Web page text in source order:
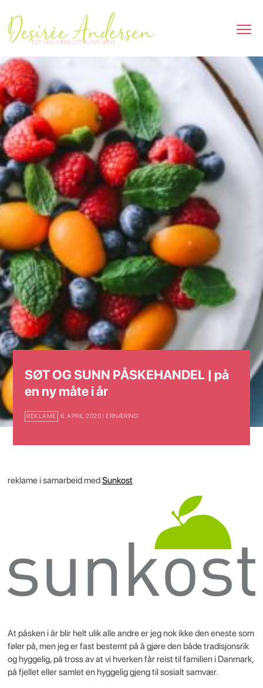
SØT OG SUNN PÅSKEHANDEL | på
en ny måte i år
REKLAME 6. APRIL 2020 | ERNÆRING
reklame i samarbeid medSunkost
At påsken i år blir helt ulik alle andre er jeg nok ikke den eneste som
føler på, men jeg er fast bestemt på å gjøre den både tradisjonsrik
og hyggelig, på tross av at vi hverken får reist til familien i Danmark,
på fjellet eller samlet en hyggelig gjeng til sosialt samvær.